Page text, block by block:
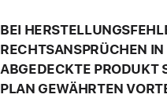
BEI
RECHTSANSPRÜCHEN
ABGEDECKTE PRODUKT
PLAN GEWÄHRTEN